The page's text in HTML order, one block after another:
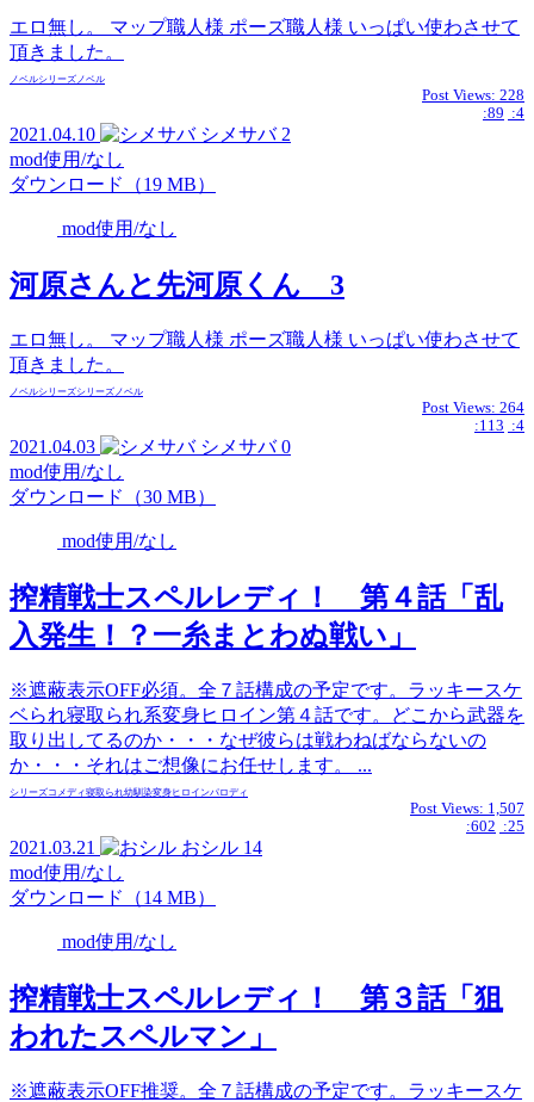
エロ無し。 マップ職人様 ポーズ職人様 いっぱい使わさせて
頂きました。
ノベルシリーズノベル
Post Views: 228
:89 :4
2021.04.10 シメサバ 2
mod使用/なし
ダウンロード（19 MB）
mod使用/なし
河原さんと先河原くん 3
エロ無し。 マップ職人様 ポーズ職人様 いっぱい使わさせて
頂きました。
ノベルシリーズシリーズノベル
Post Views: 264
:113 :4
2021.04.03 シメサバ 0
mod使用/なし
ダウンロード（30 MB）
mod使用/なし
搾精戦士スペルレディ！ 第４話「乱
入発生！？一糸まとわぬ戦い」
※遮蔽表示OFF必須。全７話構成の予定です。ラッキースケ
ベられ寝取られ系変身ヒロイン第４話です。どこから武器を
取り出してるのか・・・なぜ彼らは戦わねばならないの
か・・・それはご想像にお任せします。 ...
シリーズコメディ寝取られ幼馴染変身ヒロインパロディ
Post Views: 1,507
:602 :25
2021.03.21 おシル 14
mod使用/なし
ダウンロード（14 MB）
mod使用/なし
搾精戦士スペルレディ！ 第３話「狙
われたスペルマン」
※遮蔽表示OFF推奨。全７話構成の予定です。ラッキースケ